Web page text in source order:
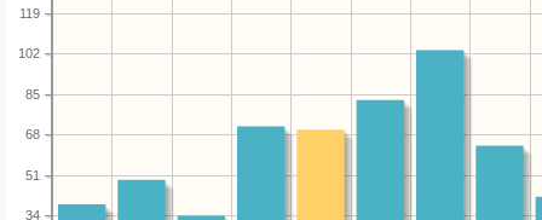
34
51
68
85
102
119